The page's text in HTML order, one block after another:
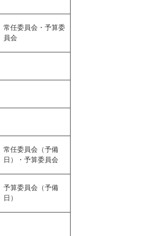
常任委員会・予算委
員会
常任委員会（予備
日）・予算委員会
予算委員会（予備
日）